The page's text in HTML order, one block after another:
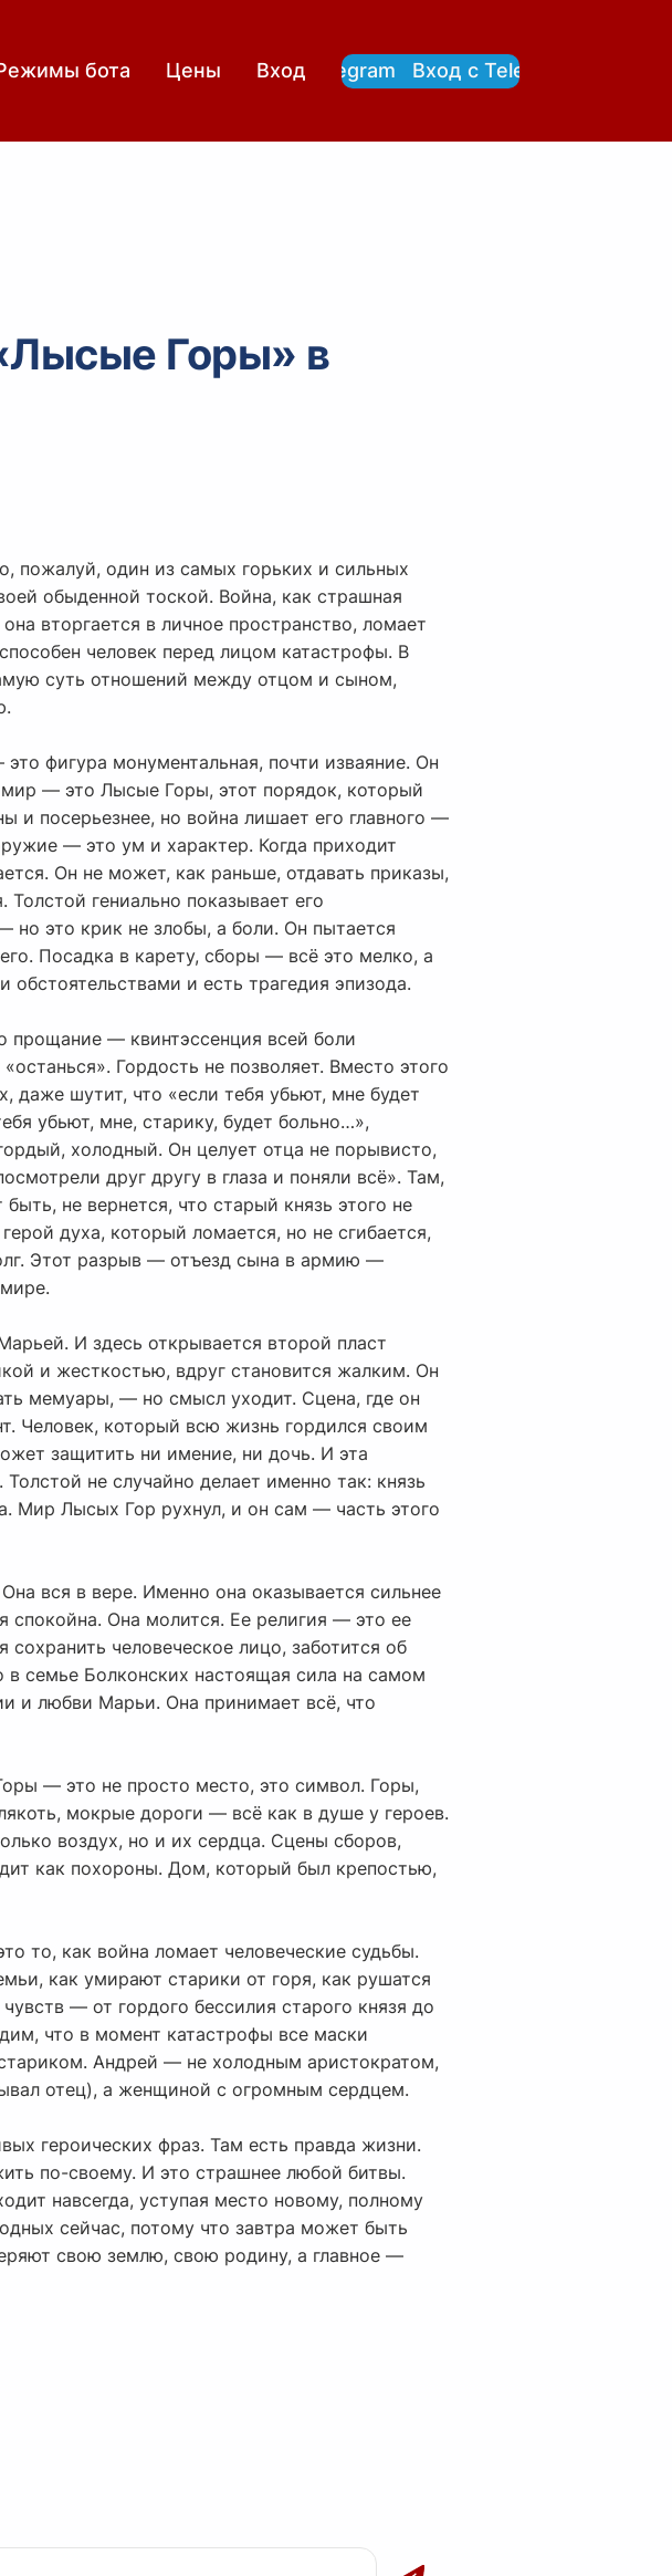
бота Цены Вход
Вход с Telegram Вход с Telegram
Горы» в
пожалуй, один из самых горьких и сильных
обыденной тоской. Война, как страшная
вторгается в личное пространство, ломает
человек перед лицом катастрофы. В
суть отношений между отцом и сыном,
фигура монументальная, почти изваяние. Он
мир — это Лысые Горы, этот порядок, который
и посерьезнее, но война лишает его главного —
— это ум и характер. Когда приходит
Он не может, как раньше, отдавать приказы,
гениально показывает его
но это крик не злобы, а боли. Он пытается
Посадка в карету, сборы — всё это мелко, а
и есть трагедия эпизода.
— квинтэссенция всей боли
Гордость не позволяет. Вместо этого
даже шутит, что «если тебя убьют, мне будет
убьют, мне, старику, будет больно…»,
холодный. Он целует отца не порывисто,
друг другу в глаза и поняли всё». Там,
не вернется, что старый князь этого не
духа, который ломается, но не сгибается,
Этот разрыв — отъезд сына в армию —
И здесь открывается второй пласт
и жесткостью, вдруг становится жалким. Он
мемуары, — но смысл уходит. Сцена, где он
Человек, который всю жизнь гордился своим
защитить ни имение, ни дочь. И эта
не случайно делает именно так: князь
Мир Лысых Гор рухнул, и он сам — часть этого
вся в вере. Именно она оказывается сильнее
спокойна. Она молится. Ее религия — это ее
человеческое лицо, заботится об
семье Болконских настоящая сила на самом
и любви Марьи. Она принимает всё, что
— это не просто место, это символ. Горы,
мокрые дороги — всё как в душе у героев.
воздух, но и их сердца. Сцены сборов,
как похороны. Дом, который был крепостью,
то, как война ломает человеческие судьбы.
как умирают старики от горя, как рушатся
— от гордого бессилия старого князя до
что в момент катастрофы все маски
Андрей — не холодным аристократом,
отец), а женщиной с огромным сердцем.
героических фраз. Там есть правда жизни.
по-своему. И это страшнее любой битвы.
навсегда, уступая место новому, полному
сейчас, потому что завтра может быть
свою землю, свою родину, а главное —